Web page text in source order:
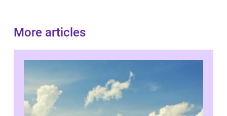
More articles